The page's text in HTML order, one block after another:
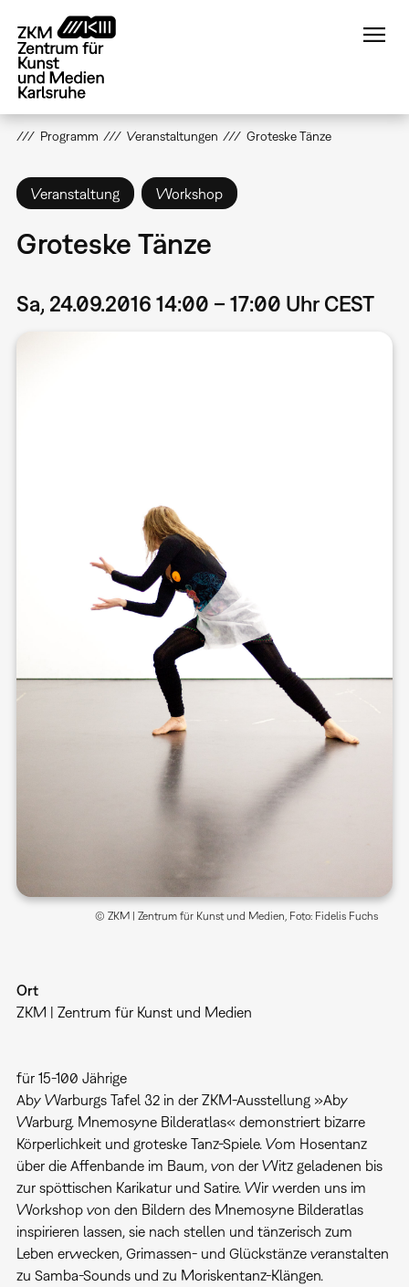
zum
Inhalt
Programm Veranstaltungen Groteske Tänze
Veranstaltung Workshop
Groteske Tänze
Sa, 24.09.2016 14:00 – 17:00 Uhr CEST
© ZKM | Zentrum für Kunst und Medien, Foto: Fidelis Fuchs
Ort
ZKM | Zentrum für Kunst und Medien
für 15-100 Jährige
Aby Warburgs Tafel 32 in der ZKM-Ausstellung »Aby
Warburg. Mnemosyne Bilderatlas« demonstriert bizarre
Körperlichkeit und groteske Tanz-Spiele. Vom Hosentanz
über die Affenbande im Baum, von der Witz geladenen bis
zur spöttischen Karikatur und Satire. Wir werden uns im
Workshop von den Bildern des Mnemosyne Bilderatlas
inspirieren lassen, sie nach stellen und tänzerisch zum
Leben erwecken, Grimassen- und Glückstänze veranstalten
zu Samba-Sounds und zu Moriskentanz-Klängen.